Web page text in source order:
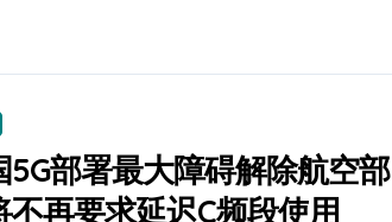
5G部署最大障碍解除航空部
不再要求延迟C频段使用